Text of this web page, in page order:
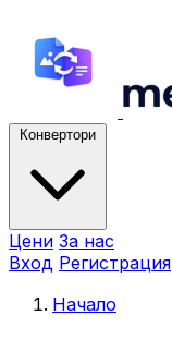
Конвертори
Цени За нас
Вход Регистрация
Начало